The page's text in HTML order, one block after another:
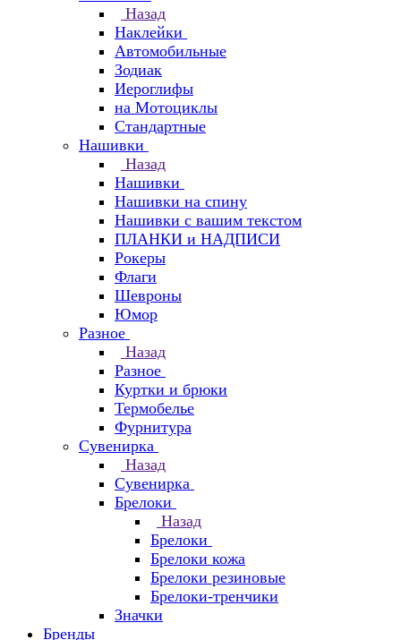
Назад
Наклейки
Автомобильные
Зодиак
Иероглифы
на Мотоциклы
Стандартные
Нашивки
Назад
Нашивки
Нашивки на спину
Нашивки с вашим текстом
ПЛАНКИ и НАДПИСИ
Рокеры
Флаги
Шевроны
Юмор
Разное
Назад
Разное
Куртки и брюки
Термобелье
Фурнитура
Сувенирка
Назад
Сувенирка
Брелоки
Назад
Брелоки
Брелоки кожа
Брелоки резиновые
Брелоки-тренчики
Значки
Бренды